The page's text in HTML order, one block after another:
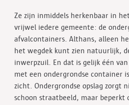
Ze zijn inmiddels herkenbaar in
vrijwel iedere gemeente: de
afvalcontainers. Althans, alleen
het wegdek kunt zien natuurlijk,
inwerpzuil. En dat is gelijk één
met een ondergrondse container
zicht. Ondergrondse opslag zorgt
schoon straatbeeld, maar beperkt